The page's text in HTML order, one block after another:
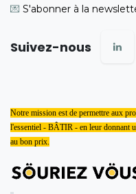
💌 S'abonner à la
Suivez-nous
Notre mission est de permettre aux
l'essentiel - BÂTIR - en leur donnant
au bon prix.